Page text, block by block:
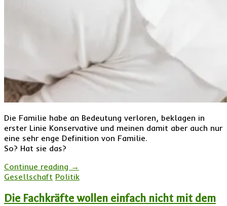
Die Familie habe an Bedeutung verloren, beklagen in
erster Linie Konservative und meinen damit aber auch nur
eine sehr enge Definition von Familie.
So? Hat sie das?
Continue reading →
Gesellschaft Politik
Die Fachkräfte wollen einfach nicht mit dem